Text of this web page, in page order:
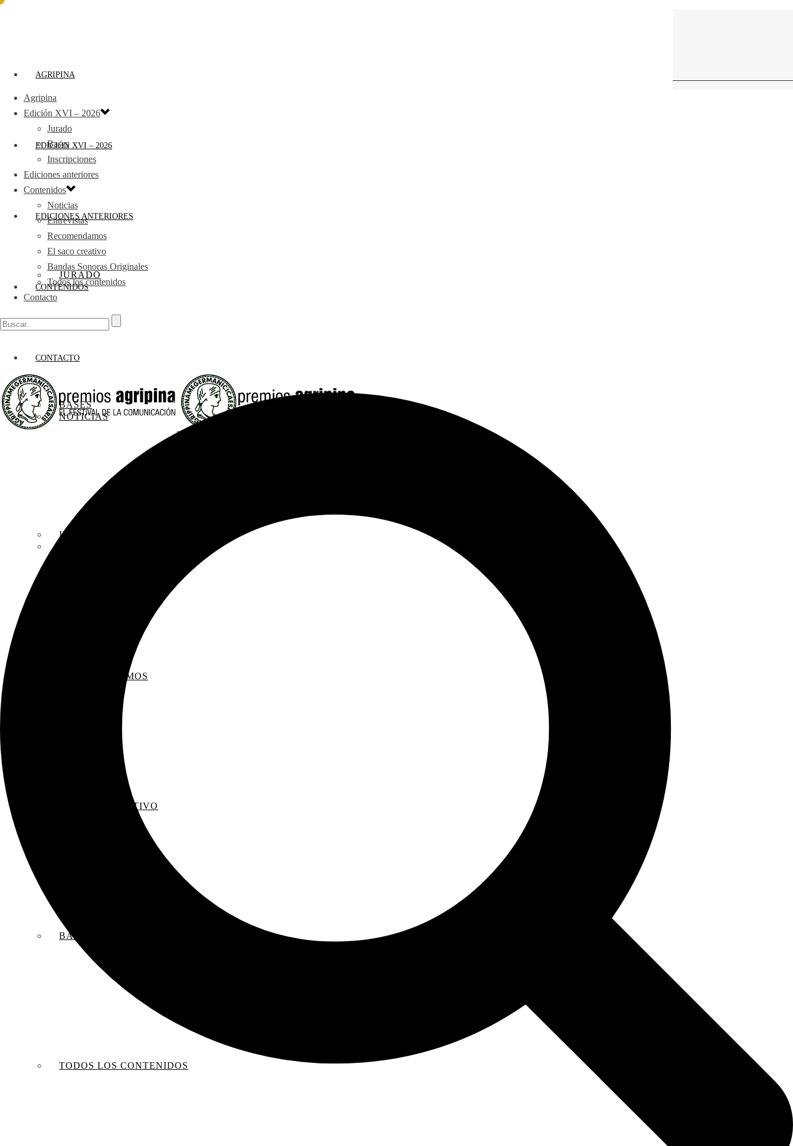
AGRIPINA
EDICIÓN XVI – 2026
JURADO
BASES
INSCRIPCIONES
EDICIONES ANTERIORES
CONTENIDOS
NOTICIAS
RECOMENDAMOS
EL SACO CREATIVO
BANDAS SONORAS ORIGINALES
TODOS LOS CONTENIDOS
CONTACTO
Agripina
Edición XVI – 2026
Jurado
Bases
Inscripciones
Ediciones anteriores
Contenidos
Noticias
Entrevistas
Recomendamos
El saco creativo
Bandas Sonoras Originales
Todos los contenidos
Contacto